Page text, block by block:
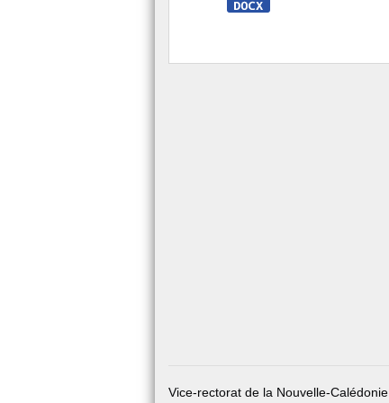
Vice-rectorat de la Nouvelle-Calédonie